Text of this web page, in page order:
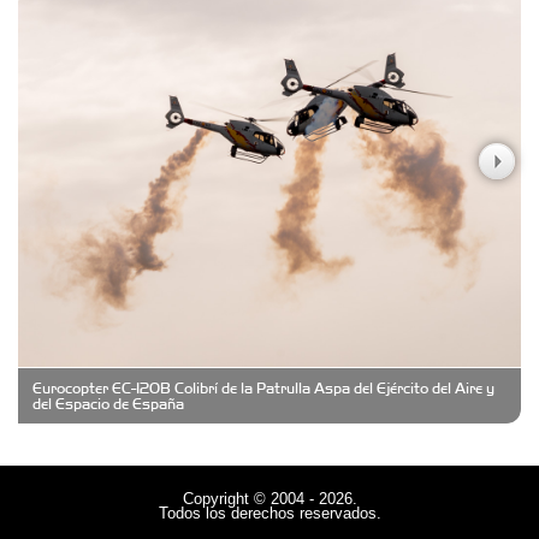
Carniceria y granja El Viejo Peña
Casa Berta
Clima Castelar
CONSERVAS YAMASIRO
Cubanico´s - Cubanitos Rellenos!
Eurocopter EC-120B Colibrí de la Patrulla Aspa del Ejército del Aire y
del Espacio de España
Copyright © 2004 - 2026.
Todos los derechos reservados.